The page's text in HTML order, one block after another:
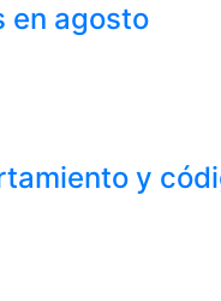
en agosto
y